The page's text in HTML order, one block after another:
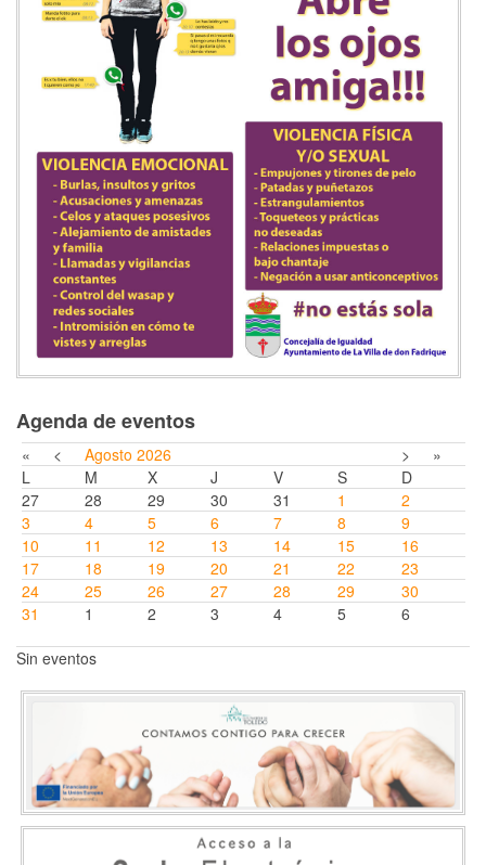
Agenda de eventos
« < Agosto 2026 >
»
L
M X J V S
D
27
28 29 30 31 1
2
3
4 5 6 7 8
9
10
11 12 13 14 15
16
17
18 19 20 21 22
23
24
25 26 27 28 29
30
31
1 2 3 4 5 6
Sin eventos